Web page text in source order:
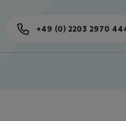
+49 (0) 2203 2970